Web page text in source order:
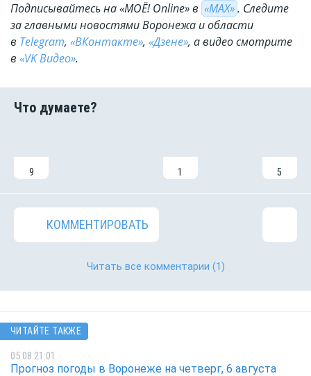
Подписывайтесь на «МОЁ! Online» в «МАХ». Cледите
за главными новостями Воронежа и области
в Telegram, «ВКонтакте», «Дзене», а видео смотрите
в «VK Видео».
9 1 5
КОММЕНТИРОВАТЬ
Читать все комментарии (1)
ЧИТАЙТЕ ТАКЖЕ
05.08 21:01
Прогноз погоды в Воронеже на четверг, 6 августа